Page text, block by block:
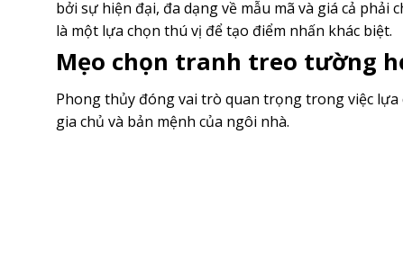
bởi sự hiện đại, đa dạng về mẫu mã và giá cả phải
là một lựa chọn thú vị để tạo điểm nhấn khác biệt.
Mẹo chọn tranh treo tường
Phong thủy đóng vai trò quan trọng trong việc
gia chủ và bản mệnh của ngôi nhà.